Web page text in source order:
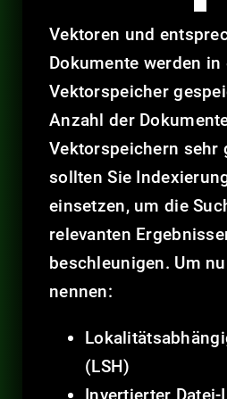
Vektoren und
Dokumente werden in
Vektorspeicher
Anzahl der
Vektorspeichern sehr
sollten Sie
einsetzen, um die
relevanten
beschleunigen. Um
nennen:
(LSH)
Invertierter Datei-